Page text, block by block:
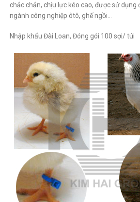
chắc chắn, chịu lực kéo cao, được sử dụng
ngành công nghiệp ôtô, ghế ngồi…
Nhập khẩu Đài Loan, Đóng gói 100 sợi/ túi